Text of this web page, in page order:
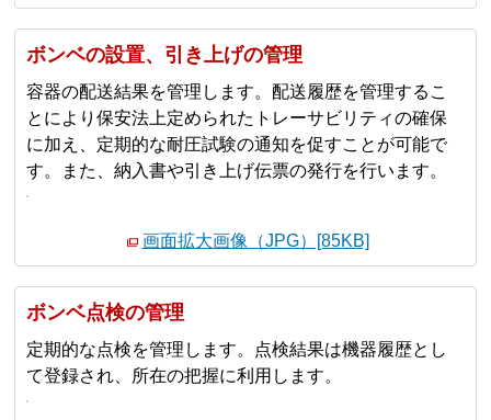
ボンベの設置、引き上げの管理
容器の配送結果を管理します。配送履歴を管理するこ
とにより保安法上定められたトレーサビリティの確保
に加え、定期的な耐圧試験の通知を促すことが可能で
す。また、納入書や引き上げ伝票の発行を行います。
画面拡大画像（JPG）[85KB]
ボンベ点検の管理
定期的な点検を管理します。点検結果は機器履歴とし
て登録され、所在の把握に利用します。